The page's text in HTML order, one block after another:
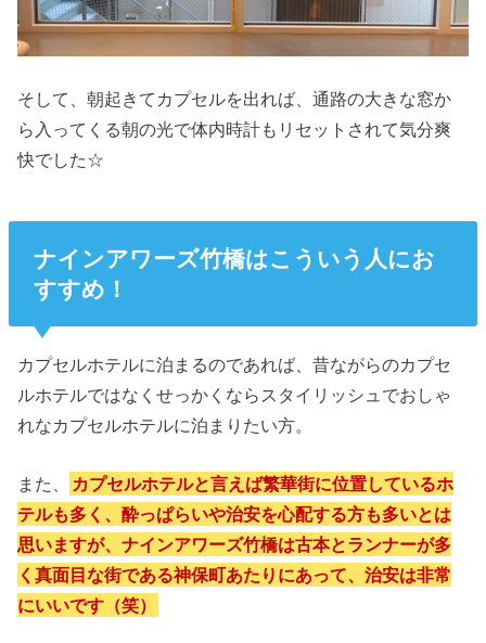
そして、朝起きてカプセルを出れば、通路の大きな窓か
ら入ってくる朝の光で体内時計もリセットされて気分爽
快でした☆
ナインアワーズ竹橋はこういう人にお
すすめ！
カプセルホテルに泊まるのであれば、昔ながらのカプセ
ルホテルではなくせっかくならスタイリッシュでおしゃ
れなカプセルホテルに泊まりたい方。
また、
カプセルホテルと言えば繁華街に位置しているホ
テルも多く、酔っぱらいや治安を心配する方も多いとは
思いますが、ナインアワーズ竹橋は古本とランナーが多
く真面目な街である神保町あたりにあって、治安は非常
にいいです（笑）